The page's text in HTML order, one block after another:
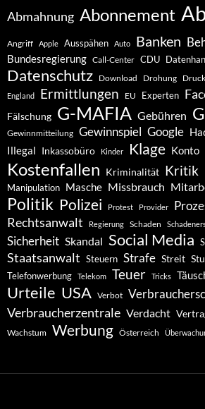
Abmahnung Abonnement
Angriff Apple Ausspähen Auto Banken
Bundesregierung Call-Center CDU
Datenschutz Download Drohung Druck
England Ermittlungen EU Experten
Fälschung G-MAFIA Gebühren
Gewinnmitteilung Gewinnspiel Google
Illegal Inkassobüro Kinder Klage Konto
Kostenfallen Kriminalität Kritik
Manipulation Masche Missbrauch
Politik Polizei Protest Provider
Rechtsanwalt Regierung Schaden
Sicherheit Skandal Social Media
Staatsanwalt Steuern Strafe Streit
Telefonwerbung Telekom Teuer Tricks
Urteile USA Verbot
Verbraucherzentrale Verdacht
Wachstum Werbung Österreich